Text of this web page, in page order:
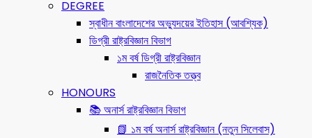
DEGREE
স্বাধীন বাংলাদেশের অভ্যুদয়ের ইতিহাস (আবশ্যিক)
ডিগ্রী রাষ্ট্রবিজ্ঞান বিভাগ
১ম বর্ষ ডিগ্রী রাষ্ট্রবিজ্ঞান
রাজনৈতিক তত্ত্ব
HONOURS
📚 অনার্স রাষ্ট্রবিজ্ঞান বিভাগ
📗 ১ম বর্ষ অনার্স রাষ্ট্রবিজ্ঞান (নতুন সিলেবাস)